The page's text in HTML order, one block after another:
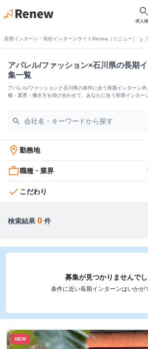
search
求人
長期インターン・有給インターンサイトRenew（リニュー） chevron_right
アパレル/ファッション×石川県の長期
集一覧
アパレル/ファッションと石川県の条件に合う長期インターン
種・業界・働き方を掛け合わせて、あなたに合う長期インター
search
location_on 勤務地
work_outline職種・業界
check こだわり
検索結果 0 件
募集が見つかりませんで
条件に近い長期インターンはいかが
NEW